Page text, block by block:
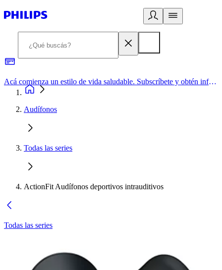
Acá comienza un estilo de vida saludable. Subscríbete y obtén información de primera mano
Audífonos
Todas las series
ActionFit Audífonos deportivos intrauditivos
Todas las series